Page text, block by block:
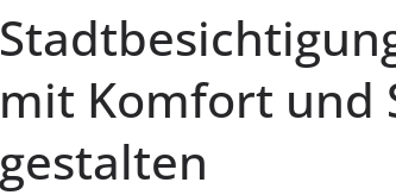
mit Komfort und
gestalten